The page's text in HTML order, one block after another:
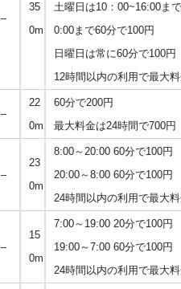
–
35
0m
土曜日は10：00~16:00ま
0:00まで60分で100円
日曜日は常に60分で100円
12時間以内の利用で最大
–
22
0m
60分で200円
最大料金は24時間で700円
–
23
0m
8:00～20:00 60分で100円
20:00～8:00 60分で100円
24時間以内の利用で最大
–
15
0m
7:00～19:00 20分で100円
19:00～7:00 60分で100円
24時間以内の利用で最大